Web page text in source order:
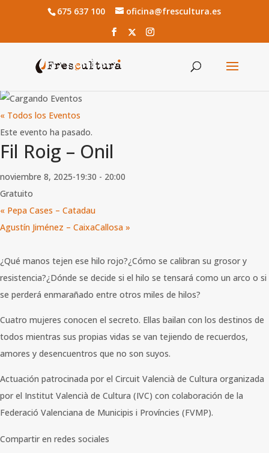
675 637 100 oficina@frescultura.es
« Todos los Eventos
Este evento ha pasado.
Fil Roig – Onil
noviembre 8, 2025-19:30 - 20:00
Gratuito
« Pepa Cases – Catadau
Agustín Jiménez – CaixaCallosa »
¿Qué manos tejen ese hilo rojo?¿Cómo se calibran su grosor y
resistencia?¿Dónde se decide si el hilo se tensará como un arco o si
se perderá enmarañado entre otros miles de hilos?
Cuatro mujeres conocen el secreto. Ellas bailan con los destinos de
todos mientras sus propias vidas se van tejiendo de recuerdos,
amores y desencuentros que no son suyos.
Actuación patrocinada por el Circuit Valencià de Cultura organizada
por el Institut Valencià de Cultura (IVC) con colaboración de la
Federació Valenciana de Municipis i Províncies (FVMP).
Compartir en redes sociales